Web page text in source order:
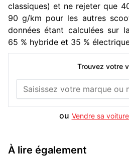
classiques) et ne rejeter que
90 g/km pour les autres
données étant calculées sur
65 % hybride et 35 %
Trouvez votre
ou Vendre sa
À lire également